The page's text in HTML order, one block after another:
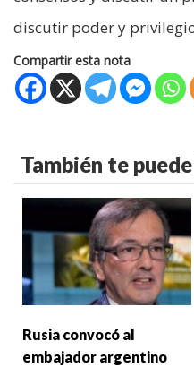
discutir poder y
Compartir esta nota
También te
Rusia convocó al
embajador argentino